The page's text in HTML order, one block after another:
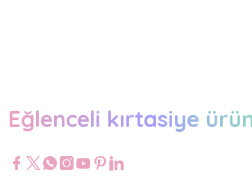
Eğlenceli kırtasiye